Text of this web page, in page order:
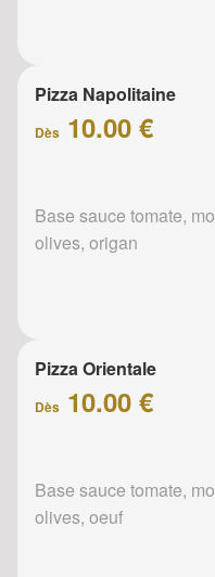
Pizza Napolitaine
Dès 10.00 €
Base sauce tomate,
olives, origan
Pizza Orientale
Dès 10.00 €
Base sauce tomate,
olives, oeuf